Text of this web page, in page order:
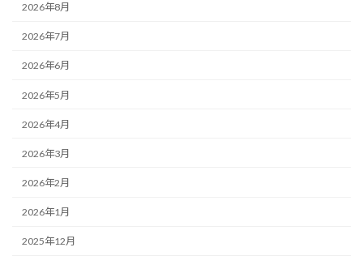
2026年8月
2026年7月
2026年6月
2026年5月
2026年4月
2026年3月
2026年2月
2026年1月
2025年12月